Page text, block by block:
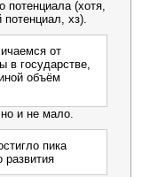
потенциала (хотя,
хз).
от
в государстве,
объём
и не мало.
пика
развития